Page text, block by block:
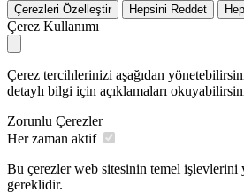
Çerezleri Özelleştir Hepsini Reddet
Çerez Kullanımı
Çerez tercihlerinizi aşağıdan
detaylı bilgi için açıklamaları
Zorunlu Çerezler
Her zaman aktif
Bu çerezler web sitesinin temel işlevlerini
gereklidir.